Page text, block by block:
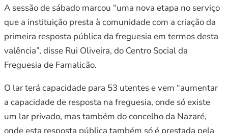
A sessão de sábado marcou “uma nova etapa no serviço
que a instituição presta à comunidade com a criação da
primeira resposta pública da freguesia em termos desta
valência”, disse Rui Oliveira, do Centro Social da
Freguesia de Famalicão.
O lar terá capacidade para 53 utentes e vem “aumentar
a capacidade de resposta na freguesia, onde só existe
um lar privado, mas também do concelho da Nazaré,
onde esta resposta pública também só é prestada pela